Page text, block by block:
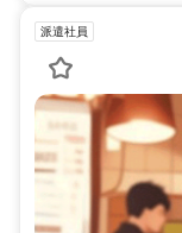
派遣社員